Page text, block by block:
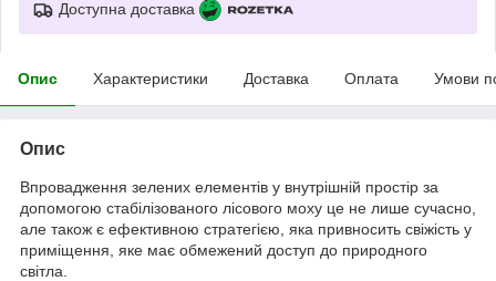
Доступна доставка
Опис Характеристики Доставка Оплата Умови
Опис
Впровадження зелених елементів у внутрішній простір за
допомогою стабілізованого лісового моху це не лише сучасно,
але також є ефективною стратегією, яка привносить свіжість у
приміщення, яке має обмежений доступ до природного
світла.